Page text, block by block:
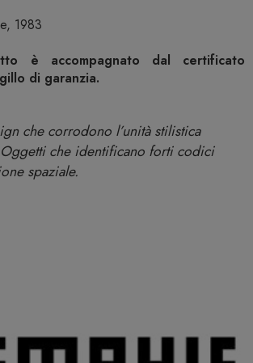
1983
è accompagnato dal certificato
di garanzia.
che corrodono l’unità stilistica
che identificano forti codici
spaziale.